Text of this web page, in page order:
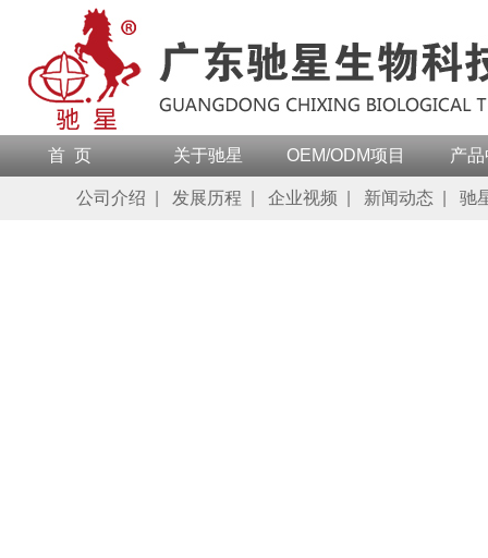
首 页 关于驰星 OEM/ODM项目 产
公司介绍 发展历程 企业视频 新闻动态 驰